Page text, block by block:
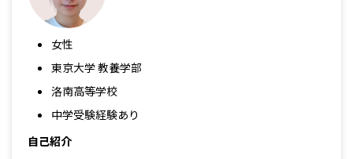
女性
東京大学 教養学部
洛南高等学校
中学受験経験あり
自己紹介